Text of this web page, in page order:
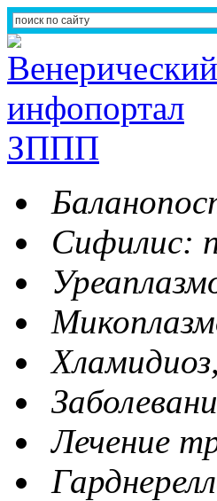
Сифилис:
Лечение